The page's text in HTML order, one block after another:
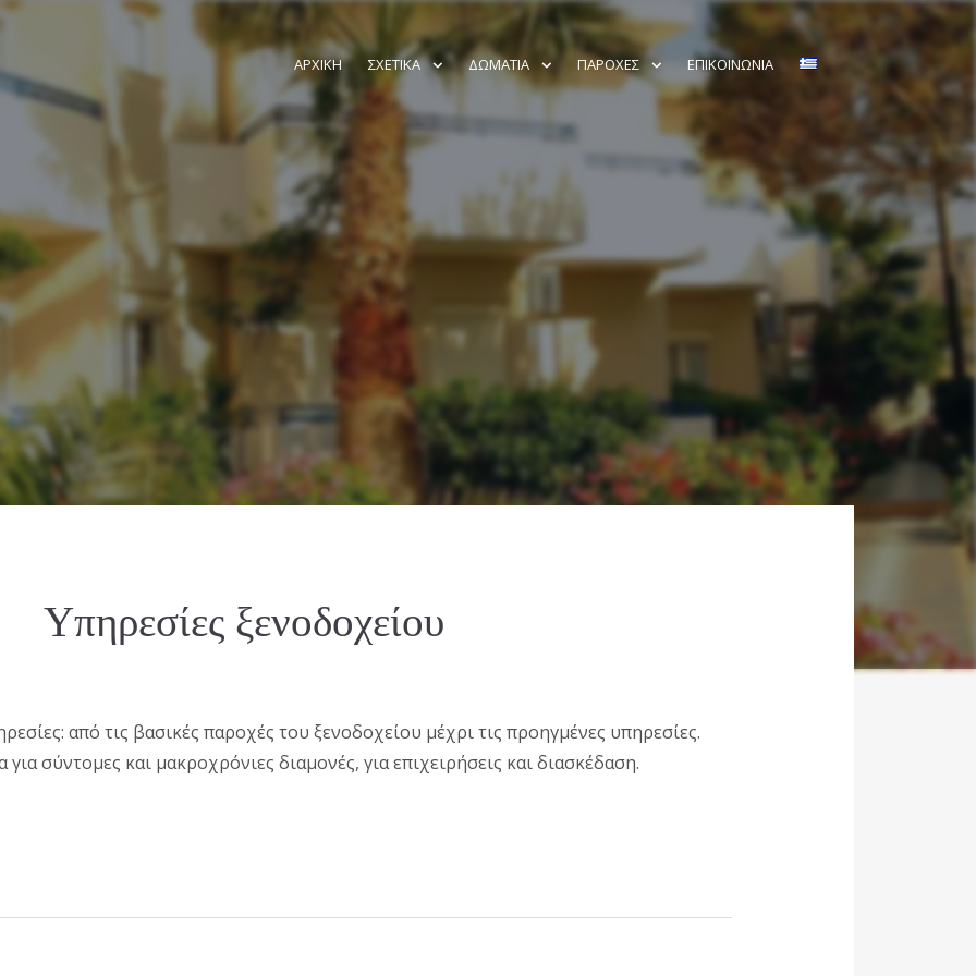
ΑΡΧΙΚΉ ΣΧΕΤΙΚΆ ΔΩΜΆΤΙΑ ΠΑΡΟΧΈΣ ΕΠΙΚΟΙΝΩΝΊΑ
Υπηρεσίες ξενοδοχείου
από τις βασικές παροχές του ξενοδοχείου μέχρι τις προηγμένες υπηρεσίες.
για σύντομες και μακροχρόνιες διαμονές, για επιχειρήσεις και διασκέδαση.